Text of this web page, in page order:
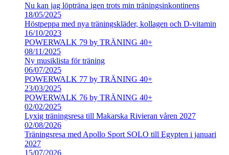
Nu kan jag löpträna igen trots min träningsinkontinens
18/05/2025
Höstpeppa med nya träningskläder, kollagen och D-vitamin
16/10/2023
POWERWALK 79 by TRÄNING 40+
08/11/2025
Ny musiklista för träning
06/07/2025
POWERWALK 77 by TRÄNING 40+
23/03/2025
POWERWALK 76 by TRÄNING 40+
02/02/2025
Lyxig träningsresa till Makarska Rivieran våren 2027
02/08/2026
Träningsresa med Apollo Sport SOLO till Egypten i januari
2027
15/07/2026